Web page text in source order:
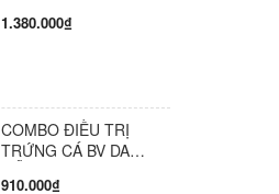
CHẨN GIÁO SƯ BV DA
PHẨM )
1.380.000₫
COMBO ĐIỀU TRỊ
TRỨNG CÁ BV DA
910.000₫